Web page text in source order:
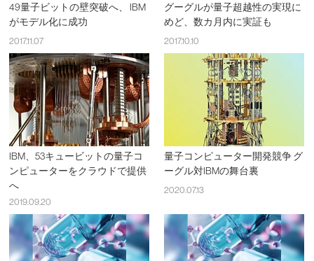
49量子ビットの壁突破へ、 IBM
がモデル化に成功
2017.11.07
グーグルが量子超越性の実現に
めど、数カ月内に実証も
2017.10.10
IBM、53キュービットの量子コ
ンピューターをクラウドで提供
へ
2019.09.20
量子コンピューター開発競争 グ
ーグル対IBMの舞台裏
2020.07.13